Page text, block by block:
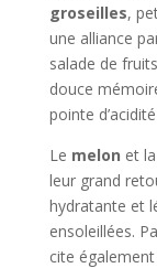
groseilles,
une alliance
salade de
douce
pointe
Le melon et la
leur grand
hydratante et
ensoleillées.
cite également